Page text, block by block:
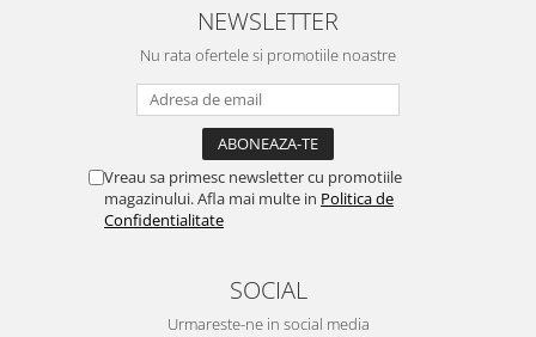
NEWSLETTER
Nu rata ofertele si promotiile noastre
Vreau sa primesc newsletter cu promotiile
magazinului. Afla mai multe in Politica de
Confidentialitate
SOCIAL
Urmareste-ne in social media